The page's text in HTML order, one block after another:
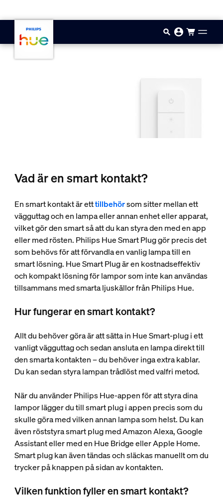
Vad är en smart kontakt?
En smart kontakt är etttillbehörsom sitter mellan ett
vägguttag och en lampa eller annan enhet eller apparat,
vilket gör den smart så att du kan styra den med en app
eller med rösten. Philips Hue Smart Plug gör precis det
som behövs för att förvandla en vanlig lampa till en
smart lösning. Hue Smart Plug är en kostnadseffektiv
och kompakt lösning för lampor som inte kan användas
tillsammans med smarta ljuskällor från Philips Hue.
Hur fungerar en smart kontakt?
Allt du behöver göra är att sätta in Hue Smart-plug i ett
vanligt vägguttag och sedan ansluta en lampa direkt till
den smarta kontakten – du behöver inga extra kablar.
Du kan sedan styra lampan trådlöst med valfri metod.
När du använder Philips Hue-appen för att styra dina
lampor lägger du till smart plug i appen precis som du
skulle göra med vilken annan lampa som helst. Du kan
även röststyra smart plug med Amazon Alexa, Google
Assistant eller med en Hue Bridge eller Apple Home.
Smart plug kan även tändas och släckas manuellt om du
trycker på knappen på sidan av kontakten.
Vilken funktion fyller en smart kontakt?